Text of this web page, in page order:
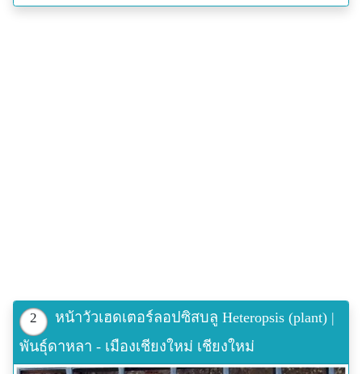
2
หน้าวัวเฮดเตอร์ลอปซิสบลู Heteropsis (plant) |
พันธุ์ดาหลา - เมืองเชียงใหม่ เชียงใหม่